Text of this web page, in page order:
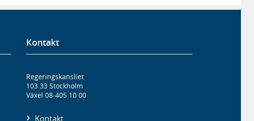
Kontakt
Regeringskansliet
103 33 Stockholm
Växel 08-405 10 00
Kontakt